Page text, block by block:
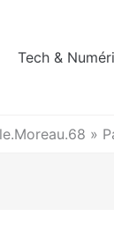
Tech &
»